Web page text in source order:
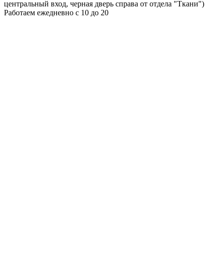
центральный вход, черная дверь справа от отдела "Ткани")
Работаем ежедневно с 10 до 20